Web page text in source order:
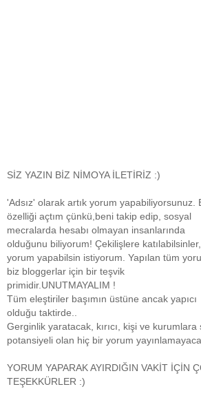
SİZ YAZIN BİZ NİMOYA İLETİRİZ :)
'Adsız' olarak artık yorum yapabiliyorsunuz.
özelliği açtım çünkü,beni takip edip, sosyal
mecralarda hesabı olmayan insanlarında
olduğunu biliyorum! Çekilişlere katılabilsinler,
yorum yapabilsin istiyorum. Yapılan tüm
biz bloggerlar için bir teşvik
primidir.UNUTMAYALIM !
Tüm eleştiriler başımın üstüne ancak yapıcı
olduğu taktirde..
Gerginlik yaratacak, kırıcı, kişi ve kurumlara
potansiyeli olan hiç bir yorum
YORUM YAPARAK AYIRDIĞIN VAKİT İÇİN
TEŞEKKÜRLER :)